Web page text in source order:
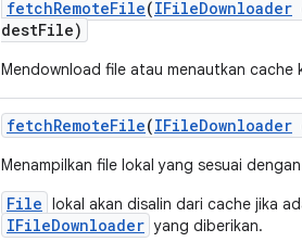
fetchRemoteFile(IFileDownloader
destFile)
Mendownload file atau menautkan cache
fetchRemoteFile(IFileDownloader
Menampilkan file lokal yang sesuai dengan
File lokal akan disalin dari cache jika
IFileDownloader yang diberikan.